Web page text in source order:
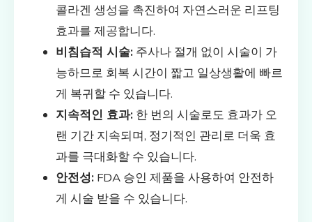
콜라겐 생성을 촉진하여 자연스러운 리프팅
효과를 제공합니다.
비침습적 시술: 주사나 절개 없이 시술이 가
능하므로 회복 시간이 짧고 일상생활에 빠르
게 복귀할 수 있습니다.
지속적인 효과: 한 번의 시술로도 효과가 오
랜 기간 지속되며, 정기적인 관리로 더욱 효
과를 극대화할 수 있습니다.
안전성: FDA 승인 제품을 사용하여 안전하
게 시술 받을 수 있습니다.